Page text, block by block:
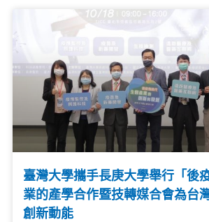
臺灣大學攜手長庚大學舉行「後
業的產學合作暨技轉媒合會為台
創新動能